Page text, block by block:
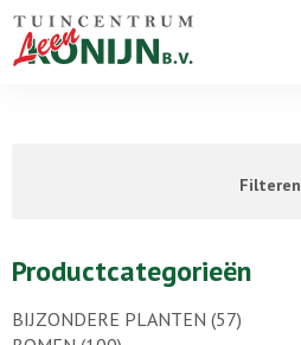
Filteren
Productcategorieën
BIJZONDERE PLANTEN (57)